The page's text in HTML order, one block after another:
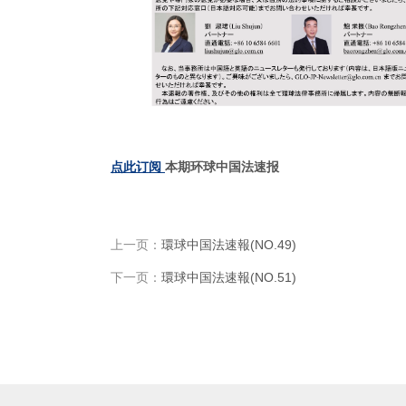
点此订阅 本期环球中国法速报
上一页： 環球中国法速報(NO.49)
下一页： 環球中国法速報(NO.51)